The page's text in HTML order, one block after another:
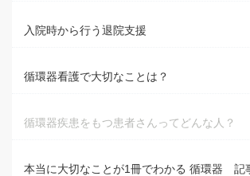
入院時から行う退院支援
循環器看護で大切なことは？
循環器疾患をもつ患者さんってどんな人？
本当に大切なことが1冊でわかる 循環器 記